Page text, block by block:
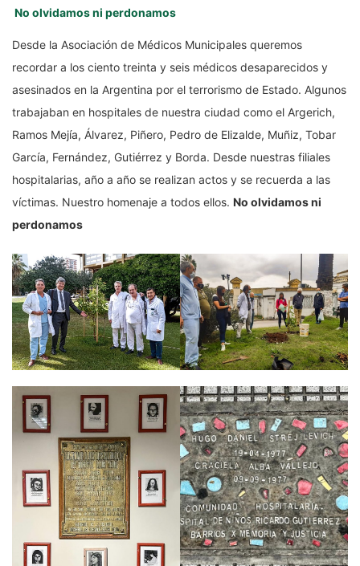
No olvidamos ni perdonamos
Desde la Asociación de Médicos Municipales queremos
recordar a los ciento treinta y seis médicos desaparecidos y
asesinados en la Argentina por el terrorismo de Estado. Algunos
trabajaban en hospitales de nuestra ciudad como el Argerich,
Ramos Mejía, Álvarez, Piñero, Pedro de Elizalde, Muñiz, Tobar
García, Fernández, Gutiérrez y Borda. Desde nuestras filiales
hospitalarias, año a año se realizan actos y se recuerda a las
víctimas. Nuestro homenaje a todos ellos. No olvidamos ni
perdonamos